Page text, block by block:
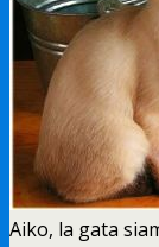
Aiko, la gata